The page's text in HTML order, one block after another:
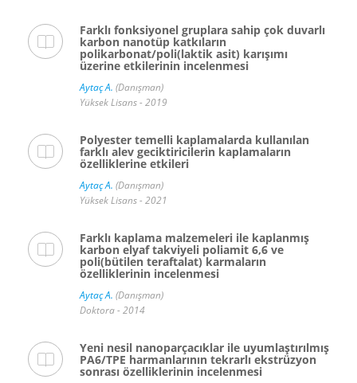
Farklı fonksiyonel gruplara sahip çok duvarlı
karbon nanotüp katkıların
polikarbonat/poli(laktik asit) karışımı
üzerine etkilerinin incelenmesi
Aytaç A. (Danışman)
Yüksek Lisans - 2019
Polyester temelli kaplamalarda kullanılan
farklı alev geciktiricilerin kaplamaların
özelliklerine etkileri
Aytaç A. (Danışman)
Yüksek Lisans - 2021
Farklı kaplama malzemeleri ile kaplanmış
karbon elyaf takviyeli poliamit 6,6 ve
poli(bütilen teraftalat) karmaların
özelliklerinin incelenmesi
Aytaç A. (Danışman)
Doktora - 2014
Yeni nesil nanoparçacıklar ile uyumlaştırılmış
PA6/TPE harmanlarının tekrarlı ekstrüzyon
sonrası özelliklerinin incelenmesi